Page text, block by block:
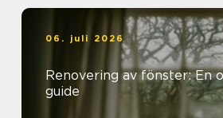
06. juli 2026
Renovering av fönster: En
guide